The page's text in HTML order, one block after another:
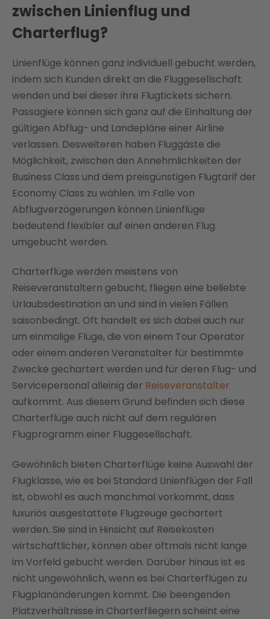
zwischen Linienflug und
Charterflug?
Linienflüge können ganz individuell gebucht werden,
indem sich Kunden direkt an die Fluggesellschaft
wenden und bei dieser ihre Flugtickets sichern.
Passagiere können sich ganz auf die Einhaltung der
gültigen Abflug- und Landepläne einer Airline
verlassen. Desweiteren haben Fluggäste die
Möglichkeit, zwischen den Annehmlichkeiten der
Business Class und dem preisgünstigen Flugtarif der
Economy Class zu wählen. Im Falle von
Abflugverzögerungen können Linienflüge
bedeutend flexibler auf einen anderen Flug
umgebucht werden.
Charterflüge werden meistens von
Reiseveranstaltern gebucht, fliegen eine beliebte
Urlaubsdestination an und sind in vielen Fällen
saisonbedingt. Oft handelt es sich dabei auch nur
um einmalige Flüge, die von einem Tour Operator
oder einem anderen Veranstalter für bestimmte
Zwecke gechartert werden und für deren Flug- und
Servicepersonal alleinig der Reiseveranstalter
aufkommt. Aus diesem Grund befinden sich diese
Charterflüge auch nicht auf dem regulären
Flugprogramm einer Fluggesellschaft.
Gewöhnlich bieten Charterflüge keine Auswahl der
Flugklasse, wie es bei Standard Linienflügen der Fall
ist, obwohl es auch manchmal vorkommt, dass
luxuriös ausgestattete Flugzeuge gechartert
werden. Sie sind in Hinsicht auf Reisekosten
wirtschaftlicher, können aber oftmals nicht lange
im Vorfeld gebucht werden. Darüber hinaus ist es
nicht ungewöhnlich, wenn es bei Charterflügen zu
Flugplanänderungen kommt. Die beengenden
Platzverhältnisse in Charterfliegern scheint eine